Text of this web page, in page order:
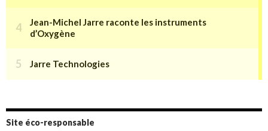
Site éco-responsable